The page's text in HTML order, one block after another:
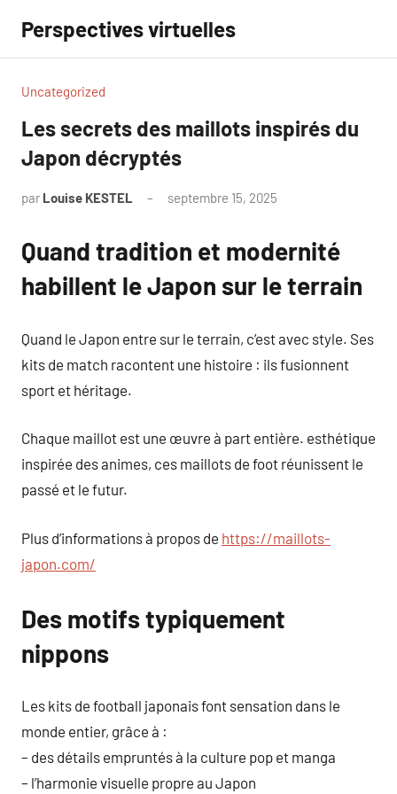
contenu
Perspectives virtuelles
Uncategorized
Les secrets des maillots inspirés du
Japon décryptés
par Louise KESTEL septembre 15, 2025
Quand tradition et modernité
habillent le Japon sur le terrain
Quand le Japon entre sur le terrain, c’est avec style. Ses
kits de match racontent une histoire : ils fusionnent
sport et héritage.
Chaque maillot est une œuvre à part entière. esthétique
inspirée des animes, ces maillots de foot réunissent le
passé et le futur.
Plus d’informations à propos de https://maillots-
japon.com/
Des motifs typiquement
nippons
Les kits de football japonais font sensation dans le
monde entier, grâce à :
– des détails empruntés à la culture pop et manga
– l’harmonie visuelle propre au Japon